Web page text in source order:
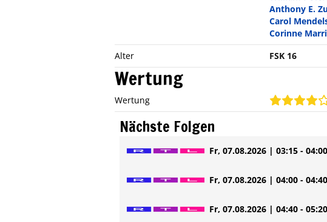
Anthony E.
Carol
Corinne
Alter
FSK 16
Wertung
Wertung
Nächste Folgen
Fr, 07.08.2026 | 03:15 - 04:00
Fr, 07.08.2026 | 04:00 - 04:40
Fr, 07.08.2026 | 04:40 - 05:20